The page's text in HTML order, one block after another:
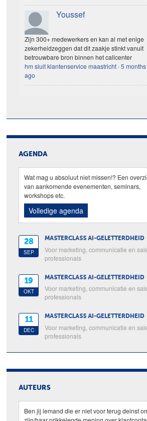
Youssef
Zijn 300+ medewerkers en kan al met enige
zekerheidzeggen dat dit zaakje stinkt vanuit
betrouwbare bron binnen het callcenter
hm sluit klantenservice maastricht ·5 months
ago
AGENDA
Wat mag u absoluut niet missen!? Een
van aankomende evenementen, seminars,
workshops etc.
Volledige agenda
28
SEP
MASTERCLASS AI-GELETTERDHEID
Voor marketing, communicatie en
professionals
19
OKT
MASTERCLASS AI-GELETTERDHEID
Voor marketing, communicatie en
professionals
11
DEC
MASTERCLASS AI-GELETTERDHEID
Voor marketing, communicatie en
professionals
AUTEURS
Ben jij iemand die er niet voor terug deinst